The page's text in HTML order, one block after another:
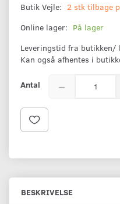
Butik Vejle: 2 stk tilbage
Online lager: På lager
Leveringstid fra butikken/
Kan også afhentes i
Antal
BESKRIVELSE